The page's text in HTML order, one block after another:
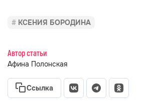
КСЕНИЯ БОРОДИНА
Автор статьи
Афина Полонская
Ссылка